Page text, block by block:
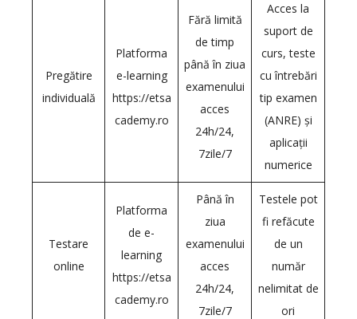
Pregătire
individuală
Platforma
e-learning
https://etsa
cademy.ro
Fără limită
de timp
până în ziua
examenului
acces
24h/24,
7zile/7
Acces la
suport de
curs, teste
cu întrebări
tip examen
(ANRE) și
aplicații
numerice
Testare
online
Platforma
de e-
learning
https://etsa
cademy.ro
Până în
ziua
examenului
acces
24h/24,
7zile/7
Testele pot
fi refăcute
de un
număr
nelimitat de
ori